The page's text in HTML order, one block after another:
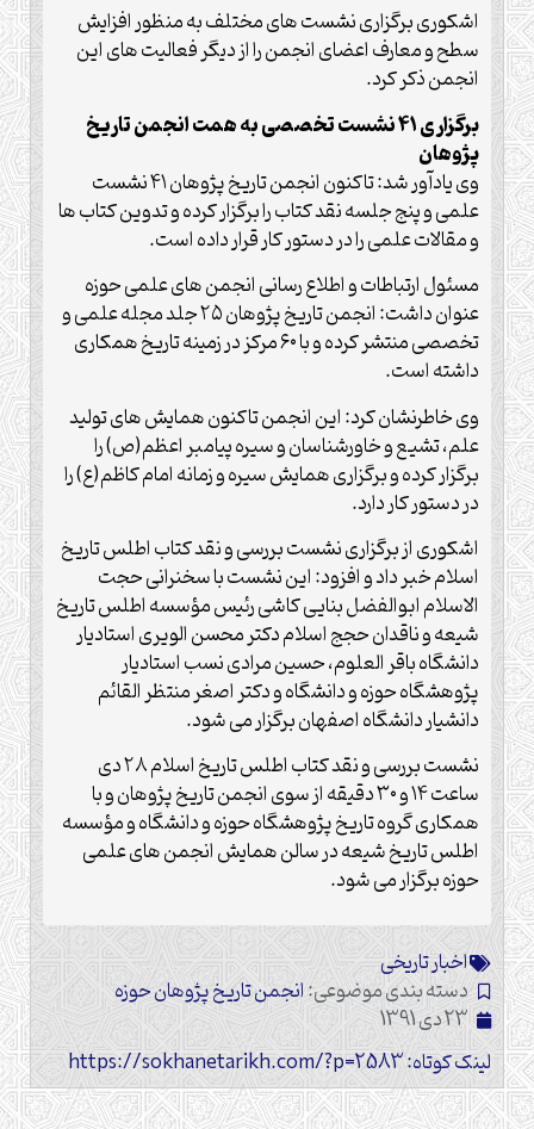
اشکوری برگزاری نشست های مختلف به منظور افزایش
سطح و معارف اعضای انجمن را از دیگر فعالیت های این
انجمن ذکر کرد.
برگزاری ۴۱ نشست تخصصی به همت انجمن تاریخ
پژوهان
وی یادآور شد: تاکنون انجمن تاریخ پژوهان ۴۱ نشست
علمی و پنج جلسه نقد کتاب را برگزار کرده و تدوین کتاب ها
و مقالات علمی را در دستور کار قرار داده است.
مسئول ارتباطات و اطلاع رسانی انجمن های علمی حوزه
عنوان داشت: انجمن تاریخ پژوهان ۲۵ جلد مجله علمی و
تخصصی منتشر کرده و با ۶۰ مرکز در زمینه تاریخ همکاری
داشته است.
وی خاطرنشان کرد: این انجمن تاکنون همایش های تولید
علم، تشیع و خاورشناسان و سیره پیامبر اعظم(ص) را
برگزار کرده و برگزاری همایش سیره و زمانه امام کاظم(ع) را
در دستور کار دارد.
اشکوری از برگزاری نشست بررسی و نقد کتاب اطلس تاریخ
اسلام خبر داد و افزود: این نشست با سخنرانی حجت
الاسلام ابوالفضل بنایی کاشی رئیس مؤسسه اطلس تاریخ
شیعه و ناقدان حجج اسلام دکتر محسن الویری استادیار
دانشگاه باقر العلوم، حسین مرادی نسب استادیار
پژوهشگاه حوزه و دانشگاه و دکتر اصغر منتظر القائم
دانشیار دانشگاه اصفهان برگزار می شود.
نشست بررسی و نقد کتاب اطلس تاریخ اسلام ۲۸ دی
ساعت ۱۴ و ۳۰ دقیقه از سوی انجمن تاریخ پژوهان و با
همکاری گروه تاریخ پژوهشگاه حوزه و دانشگاه و مؤسسه
اطلس تاریخ شیعه در سالن همایش انجمن های علمی
حوزه برگزار می شود.
اخبار تاریخی
دسته بندی موضوعی:انجمن تاریخ پژوهان حوزه
23 دی 1391
لینک کوتاه: https://sokhanetarikh.com/?p=2583